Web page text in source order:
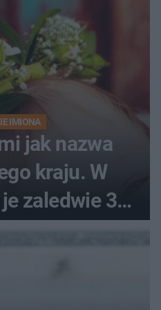
IMIONA
jak nazwa
kraju. W
zaledwie 3